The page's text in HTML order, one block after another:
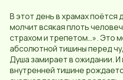
В этот день в храмах поётся
молчит всякая плоть
страхом и трепетом…». Это
абсолютной тишины перед
Душа замирает в ожидании. И
внутренней тишине